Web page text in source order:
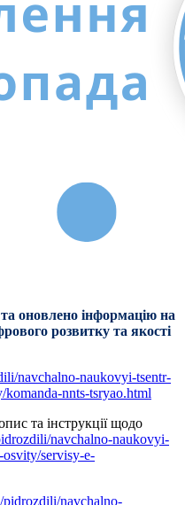
оновлено інформацію на
розвитку та якості
navchalno-naukovyi-tsentr-
nnts-tsryao.html
та інструкції щодо
navchalno-naukovyi-
servisy-e-
pidrozdili/navchalno-